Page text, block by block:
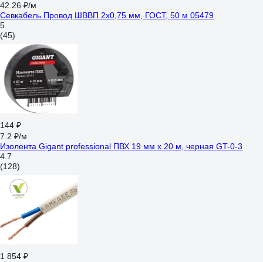
42.26 ₽/м
Севкабель Провод ШВВП 2х0,75 мм, ГОСТ, 50 м 05479
5
(45)
144 ₽
7.2 ₽/м
Изолента Gigant professional ПВХ 19 мм х 20 м, черная GT-0-3
4.7
(128)
1 854 ₽